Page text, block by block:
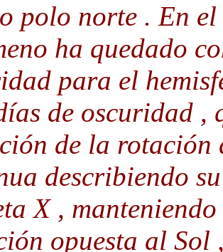
polo norte . En
ha quedado
para el
de oscuridad ,
de la
describiendo
X ,
opuesta al